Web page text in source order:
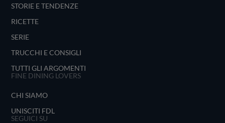
STORIE E TENDENZE
RICETTE
SERIE
TRUCCHI E CONSIGLI
TUTTI GLI ARGOMENTI
FINE DINING LOVERS
CHI SIAMO
UNISCITI FDL
SEGUICI SU